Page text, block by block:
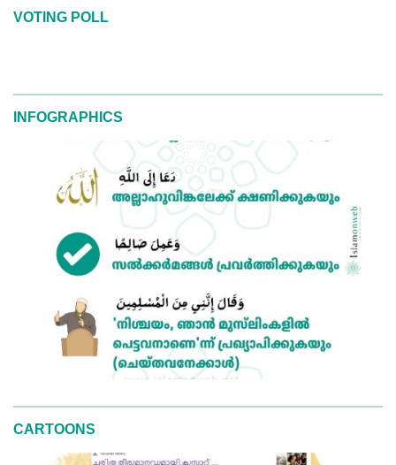
VOTING POLL
INFOGRAPHICS
CARTOONS